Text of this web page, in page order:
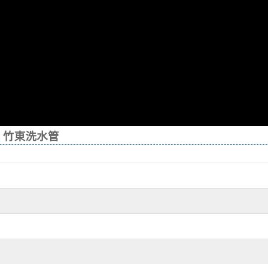
竹東洗水管